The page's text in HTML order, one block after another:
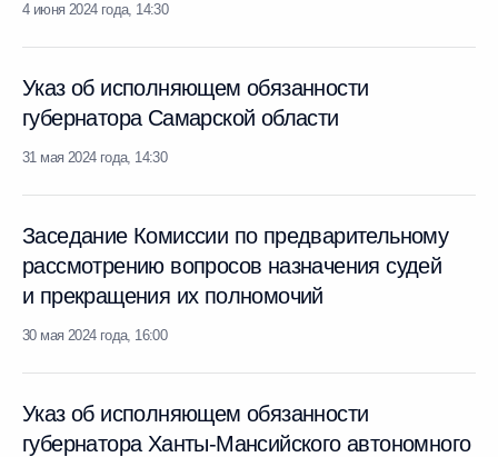
4 июня 2024 года, 14:30
Указ об исполняющем обязанности
губернатора Самарской области
31 мая 2024 года, 14:30
Заседание Комиссии по предварительному
рассмотрению вопросов назначения судей
и прекращения их полномочий
30 мая 2024 года, 16:00
Указ об исполняющем обязанности
губернатора Ханты-Мансийского автономного